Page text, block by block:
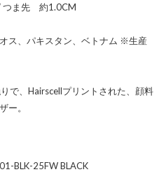
つま先 約1.0CM
ス、パキスタン、ベトナム ※生産
で、Hairscellプリントされた、顔料
ー。
BLK-25FW BLACK